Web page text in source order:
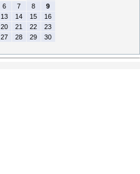
6 7 8
9
13 14 15
16
20 21 22
23
27 28 29
30